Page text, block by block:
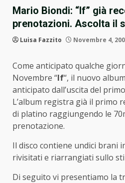
Mario Biondi: “If” già
prenotazioni. Ascolta il
Luisa Fazzito Novembre 4,
Come anticipato qualche
Novembre “If“, il nuovo
anticipato dall’uscita del
L’album registra già il primo
di platino raggiungendo le
prenotazione.
Il disco contiene undici brani
rivisitati e riarrangiati sullo
Di seguito vi presentiamo la